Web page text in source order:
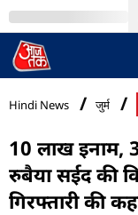
MumbaiTak
Hindi News जुर्म
10 लाख इनाम,
रुबैया सईद की
गिरफ्तारी की